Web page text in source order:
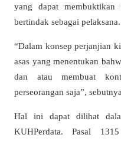
yang dapat
bertindak sebagai pelaksana.
“Dalam konsep perjanjian
asas yang menentukan
dan atau membuat
perseorangan saja”,
Hal ini dapat dilihat
KUHPerdata. Pasal